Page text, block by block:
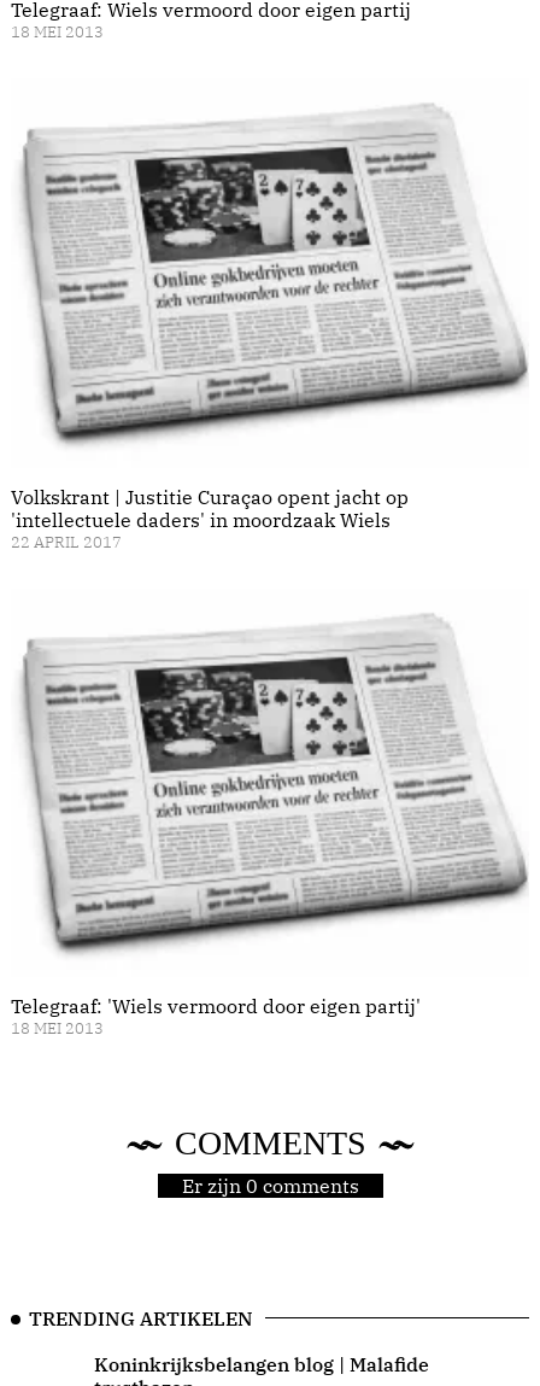
Telegraaf: Wiels vermoord door eigen partij
18 MEI 2013
Volkskrant | Justitie Curaçao opent jacht op
'intellectuele daders' in moordzaak Wiels
22 APRIL 2017
Telegraaf: 'Wiels vermoord door eigen partij'
18 MEI 2013
COMMENTS
Er zijn 0 comments
TRENDING ARTIKELEN
Koninkrijksbelangen blog | Malafide